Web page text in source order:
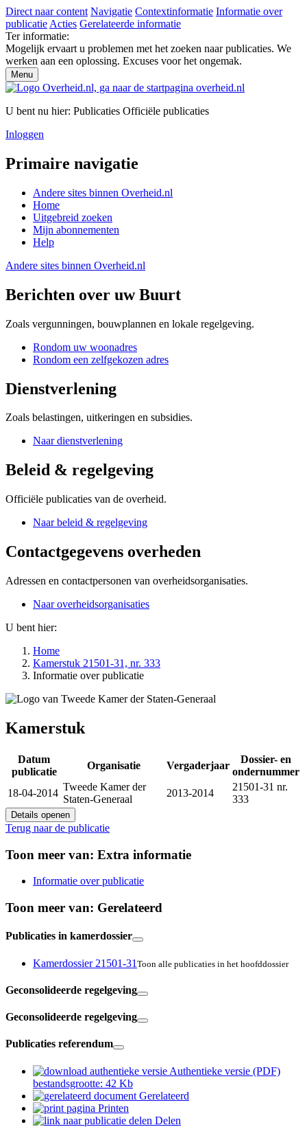
Direct naar content Navigatie Contextinformatie Informatie over
publicatie Acties Gerelateerde informatie
Ter informatie:
Mogelijk ervaart u problemen met het zoeken naar publicaties. We
werken aan een oplossing. Excuses voor het ongemak.
Menu
U bent nu hier: Publicaties Officiële publicaties
Inloggen
Primaire navigatie
Andere sites binnen Overheid.nl
Home
Uitgebreid zoeken
Mijn abonnementen
Help
Andere sites binnen Overheid.nl
Berichten over uw Buurt
Zoals vergunningen, bouwplannen en lokale regelgeving.
Rondom uw woonadres
Rondom een zelfgekozen adres
Dienstverlening
Zoals belastingen, uitkeringen en subsidies.
Naar dienstverlening
Beleid & regelgeving
Officiële publicaties van de overheid.
Naar beleid & regelgeving
Contactgegevens overheden
Adressen en contactpersonen van overheidsorganisaties.
Naar overheidsorganisaties
U bent hier:
Home
Kamerstuk 21501-31, nr. 333
Informatie over publicatie
Kamerstuk
Datum
publicatie
Organisatie Vergaderjaar
Dossier- en
ondernummer
18-04-2014
Tweede Kamer der
Staten-Generaal
2013-2014
21501-31 nr.
333
Details openen
Terug naar de publicatie
Toon meer van: Extra informatie
Informatie over publicatie
Toon meer van: Gerelateerd
Publicaties in kamerdossier
Kamerdossier 21501-31 Toon alle publicaties in het hoofddossier
Geconsolideerde regelgeving
Geconsolideerde regelgeving
Publicaties referendum
Authentieke versie (PDF)
bestandsgrootte: 42 Kb
Gerelateerd
Printen
Delen